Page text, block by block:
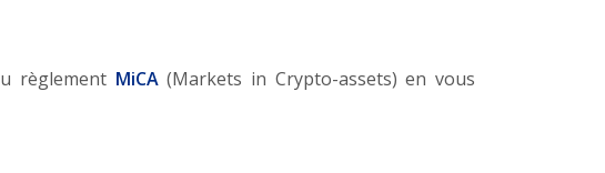
règlement MiCA(Markets in Crypto-assets) en vous